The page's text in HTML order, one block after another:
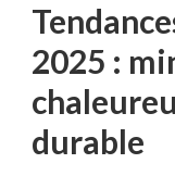
2025 :
durable